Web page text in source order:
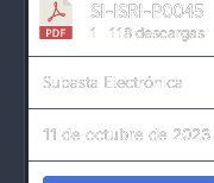
SI-ISRI-P0045
1 118 descargas
Subasta Electrónica
11 de octubre de 2023